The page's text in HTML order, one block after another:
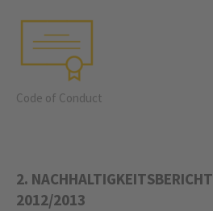
Code of Conduct
2. NACHHALTIGKEITSBERICHT
2012/2013